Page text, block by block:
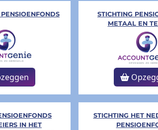
STICHTING
METAAL EN
IN HET
STICHTING HET